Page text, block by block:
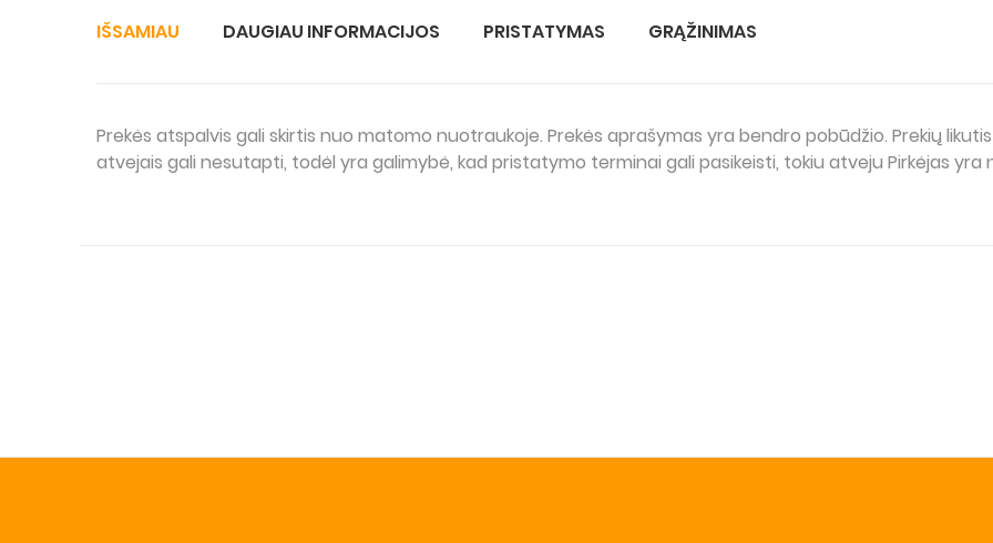
IŠSAMIAU
Prekės atspalvis gali skirtis nuo matomo nuotraukoje. Prekės aprašymas yra bendro pobūdžio. Prekių
atvejais gali nesutapti, todėl yra galimybė, kad pristatymo terminai gali pasikeisti, tokiu atveju Pirkėjas
DAUGIAU INFORMACIJOS PRISTATYMAS GRĄŽINIMAS